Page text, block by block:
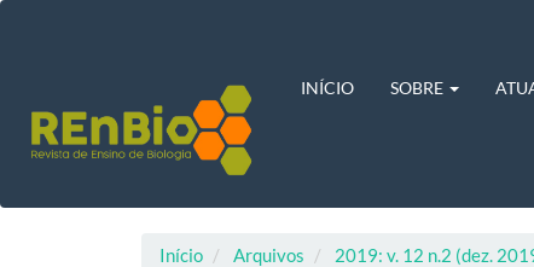
Barra
Lateral
INÍCIO SOBRE
Início Arquivos 2019: v. 12 n.2 (dez.